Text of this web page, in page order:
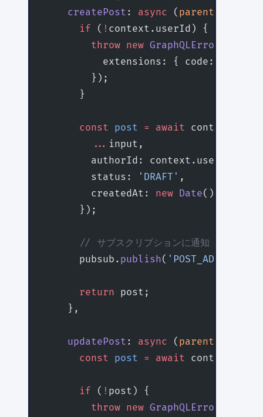
    createPost
: async ( parent
      if
( ! context.userId) {
        throw
new GraphQLError
          extensions: { code:
        });
      }
      const
post = await
        ...
input,
        authorId: context.userId,
        status:
'DRAFT' ,
        createdAt:
new Date(),
      });
      // サブスクリプションに通知
      pubsub.
publish( 'POST_ADDED'
      return
post;
    },
    updatePost
: async ( parent
      const
post = await
      if
( ! post) {
        throw
new GraphQLError